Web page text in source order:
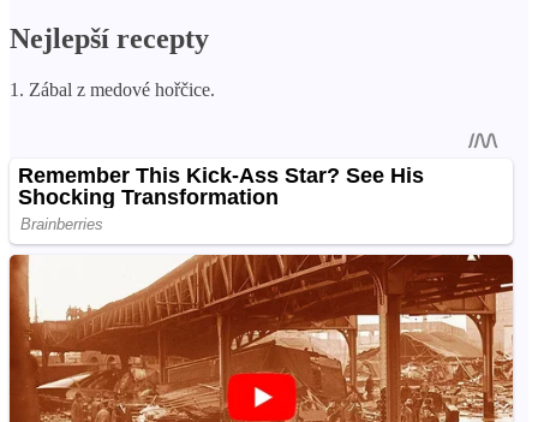
Nejlepší recepty
1. Zábal z medové hořčice.